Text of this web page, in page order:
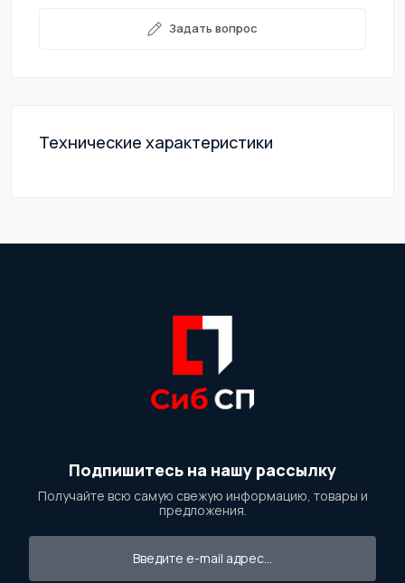
Задать вопрос
Технические характеристики
Подпишитесь на нашу рассылку
Получайте всю самую свежую информацию, товары и
предложения.